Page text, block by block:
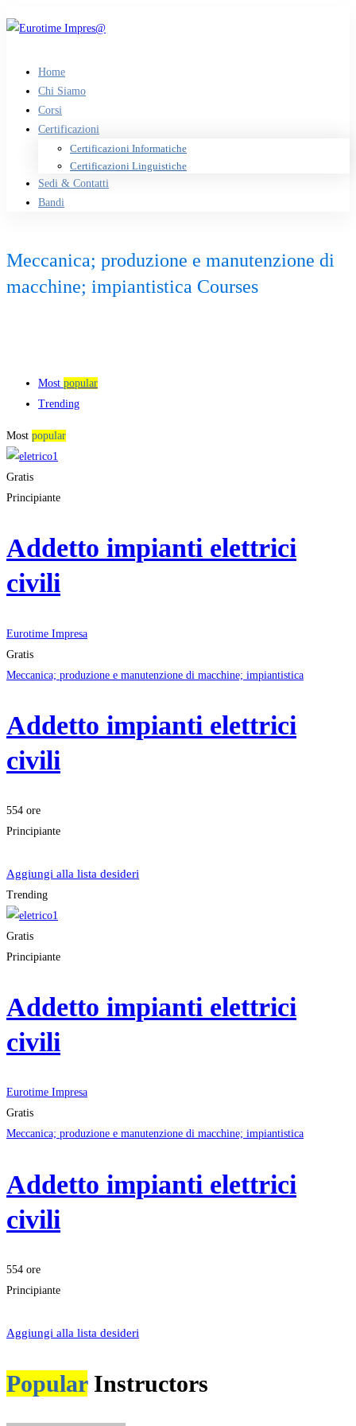
Home
Chi Siamo
Corsi
Certificazioni
Certificazioni Informatiche
Certificazioni Linguistiche
Sedi & Contatti
Bandi
Meccanica; produzione e manutenzione di
macchine; impiantistica Courses
Most popular
Trending
Most popular
Gratis
Principiante
Addetto impianti elettrici
civili
Eurotime Impresa
Gratis
Meccanica; produzione e manutenzione di macchine; impiantistica
Addetto impianti elettrici
civili
554 ore
Principiante
Aggiungi alla lista desideri
Trending
Gratis
Principiante
Addetto impianti elettrici
civili
Eurotime Impresa
Gratis
Meccanica; produzione e manutenzione di macchine; impiantistica
Addetto impianti elettrici
civili
554 ore
Principiante
Aggiungi alla lista desideri
PopularInstructors